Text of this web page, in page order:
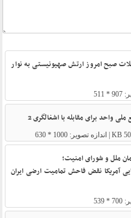
حملات صبح امروز ارتش صهیونیستی به نوار
واحد برای مقابله با اشغالگری 2
ملل و شورای امنیت؛
آمریکا نقض فاحش تمامیت ارضی ایران